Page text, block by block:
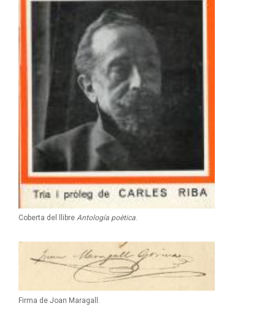
Coberta del llibre Antología poètica.
Firma de Joan Maragall.